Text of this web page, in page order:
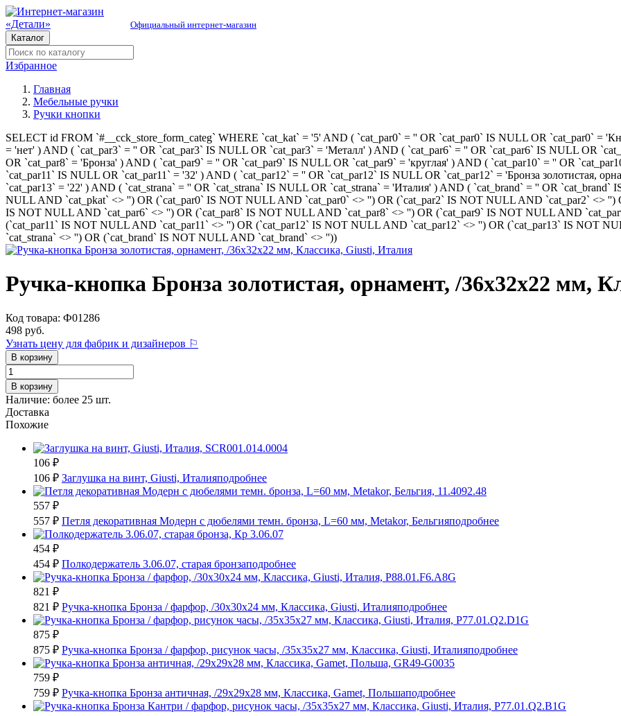
Официальный интернет-магазин
Каталог
Избранное
Главная
Мебельные ручки
Ручки кнопки
SELECT id FROM `#__cck_store_form_categ` WHERE `cat_kat` = '5' AND ( `cat_par0` = '' OR `cat_par0` IS NULL OR `cat_par0` =
= 'нет' ) AND ( `cat_par3` = '' OR `cat_par3` IS NULL OR `cat_par3` = 'Металл' ) AND ( `cat_par6` = '' OR `cat_par6` IS NULL OR
OR `cat_par8` = 'Бронза' ) AND ( `cat_par9` = '' OR `cat_par9` IS NULL OR `cat_par9` = 'круглая' ) AND ( `cat_par10` = '' OR
`cat_par11` IS NULL OR `cat_par11` = '32' ) AND ( `cat_par12` = '' OR `cat_par12` IS NULL OR `cat_par12` = 'Бронза золотистая,
`cat_par13` = '22' ) AND ( `cat_strana` = '' OR `cat_strana` IS NULL OR `cat_strana` = 'Италия' ) AND ( `cat_brand` = '' OR
NULL AND `cat_pkat` <> '') OR (`cat_par0` IS NOT NULL AND `cat_par0` <> '') OR (`cat_par2` IS NOT NULL AND `cat_par2` <>
IS NOT NULL AND `cat_par6` <> '') OR (`cat_par8` IS NOT NULL AND `cat_par8` <> '') OR (`cat_par9` IS NOT NULL AND
(`cat_par11` IS NOT NULL AND `cat_par11` <> '') OR (`cat_par12` IS NOT NULL AND `cat_par12` <> '') OR (`cat_par13` IS NOT
`cat_strana` <> '') OR (`cat_brand` IS NOT NULL AND `cat_brand` <> ''))
Ручка-кнопка Бронза золотистая, орнамент, /36х32х22 мм,
Код товара: Ф01286
498 руб.
Узнать цену для фабрик и дизайнеров ⚐
В корзину
В корзину
Наличие: более 25 шт.
Доставка
Похожие
106 ₽
106 ₽ Заглушка на винт, Giusti, Италияподробнее
557 ₽
557 ₽ Петля декоративная Модерн с дюбелями темн. бронза, L=60 мм, Metakor, Бельгияподробнее
454 ₽
454 ₽ Полкодержатель 3.06.07, старая бронзаподробнее
821 ₽
821 ₽ Ручка-кнопка Бронза / фарфор, /30х30х24 мм, Классика, Giusti, Италияподробнее
875 ₽
875 ₽ Ручка-кнопка Бронза / фарфор, рисунок часы, /35х35х27 мм, Классика, Giusti, Италияподробнее
759 ₽
759 ₽ Ручка-кнопка Бронза античная, /29х29х28 мм, Классика, Gamet, Польшаподробнее